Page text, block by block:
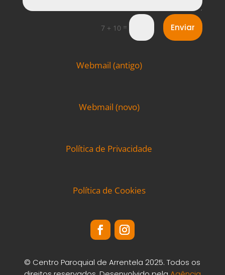
7 + 10 = Enviar
Webmail (antigo)
Webmail (novo)
Política de Privacidade
Política de Cookies
© Centro Paroquial de Arrentela 2025. Todos os